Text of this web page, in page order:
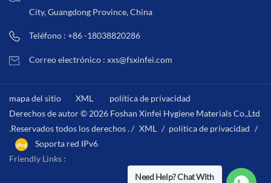
City, Guangdong Province, China
Teléfono : +86 -18038820286
Correo electrónico : xxs@fsxinfei.com
mapa del sitio XML
política de privacidad
Derechos de autor © 2026 Foshan Xinfei Hygiene Materials Co.,Ltd
.Reservados todos los derechos . / XML / política de privacidad /
Soporta red IPv6
Friendly Links :
Need Help? Chat With